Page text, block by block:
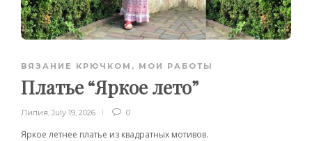
ВЯЗАНИЕ КРЮЧКОМ , МОИ РАБОТЫ
Платье “Яркое лето”
Лилия, July 19, 2026 0
Яркое летнее платье из квадратных мотивов.